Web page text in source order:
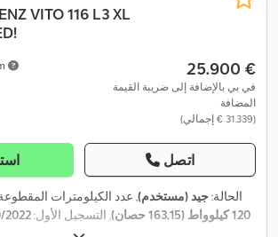
VITO 116 L3 XL
‏25.900 €
في بي بالإضافة إلى ضريبة القيمة
المضافة
(‏31.339 € إجمالي)
اتصل
الحالة:جيد (مستخدم), عدد الكيلومترات
120 كيلوواط (163,15 حصان)
, التسجيل الأول:2022
, تكوين المحور: